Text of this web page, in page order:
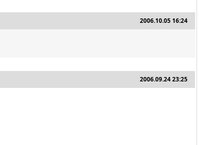
2006.10.05 16:24
2006.09.24 23:25